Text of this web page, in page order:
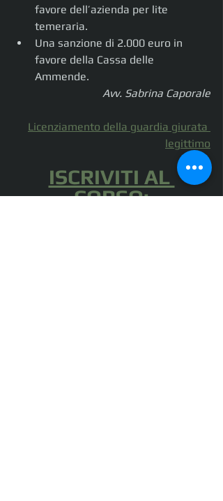
favore dell’azienda per lite
temeraria.
Una sanzione di 2.000 euro in
favore della Cassa delle
Ammende.
Avv. Sabrina Caporale
Licenziamento della guardia giurata
legittimo
ISCRIVITI AL
CORSO: